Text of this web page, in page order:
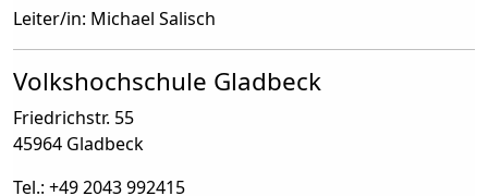
Leiter/in: Michael Salisch
Volkshochschule Gladbeck
Friedrichstr. 55
45964 Gladbeck
Tel.: +49 2043 992415